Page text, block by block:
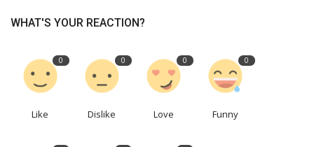
WHAT'S YOUR REACTION?
0
Like
0
Dislike
0
Love
0
Funny